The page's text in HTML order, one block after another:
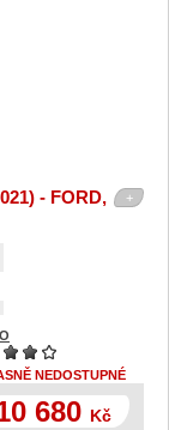
+
- FORD,
NEDOSTUPNÉ
680 Kč